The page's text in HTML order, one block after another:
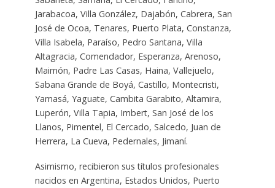
Jarabacoa, Villa González, Dajabón, Cabrera, San
José de Ocoa, Tenares, Puerto Plata, Constanza,
Villa Isabela, Paraíso, Pedro Santana, Villa
Altagracia, Comendador, Esperanza, Arenoso,
Maimón, Padre Las Casas, Haina, Vallejuelo,
Sabana Grande de Boyá, Castillo, Montecristi,
Yamasá, Yaguate, Cambita Garabito, Altamira,
Luperón, Villa Tapia, Imbert, San José de los
Llanos, Pimentel, El Cercado, Salcedo, Juan de
Herrera, La Cueva, Pedernales, Jimaní.
Asimismo, recibieron sus títulos profesionales
nacidos en Argentina, Estados Unidos, Puerto